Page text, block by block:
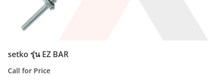
setko รุ่น EZ BAR
Call for Price